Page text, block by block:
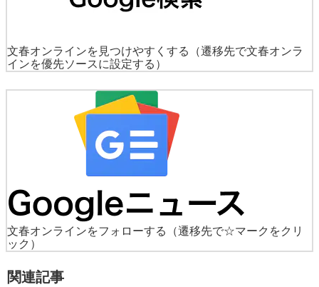
文春オンラインを見つけやすくする
（遷移先で文春オンラ
インを優先ソースに設定する）
文春オンラインをフォローする
（遷移先で☆マークをクリ
ック）
関連記事